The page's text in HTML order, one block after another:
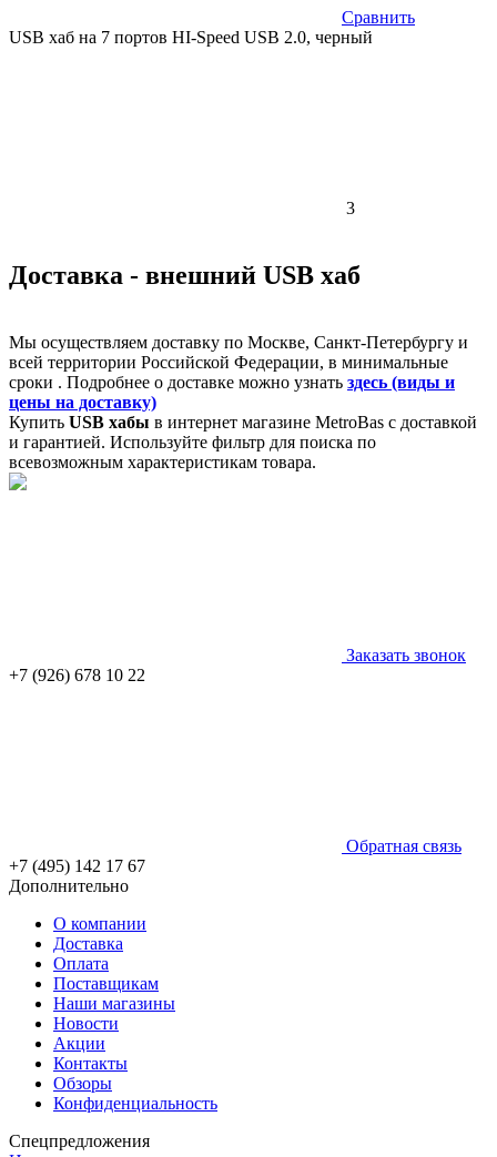
Сравнить
USB хаб на 7 портов HI-Speed USB 2.0, черный
3
Доставка - внешний USB хаб
Мы осуществляем доставку по Москве, Санкт-Петербургу и
всей территории Российской Федерации, в минимальные
сроки . Подробнее о доставке можно узнать здесь (виды и
цены на доставку)
Купить USB хабы в интернет магазине MetroBas с доставкой
и гарантией. Используйте фильтр для поиска по
всевозможным характеристикам товара.
Заказать звонок
+7 (926) 678 10 22
Обратная связь
+7 (495) 142 17 67
Дополнительно
О компании
Доставка
Оплата
Поставщикам
Наши магазины
Новости
Акции
Контакты
Обзоры
Конфиденциальность
Спецпредложения